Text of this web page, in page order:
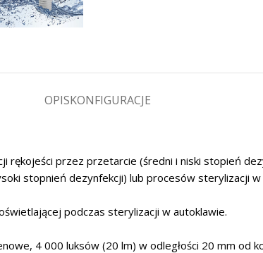
OPISKONFIGURACJE
rękojeści przez przetarcie (średni i niski stopień
stopnień dezynfekcji) lub procesów sterylizacji
podczas sterylizacji w autoklawie.
4 000 luksów (20 lm) w odległości 20 mm od